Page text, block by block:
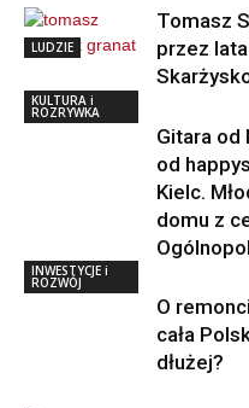
LUDZIE
Tomasz
przez
KULTURA i
ROZRYWKA
Gitara od
od
Kielc.
domu z
INWESTYCJE i
ROZWÓJ
O
cała
dłużej?